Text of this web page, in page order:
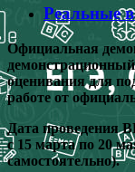
Реальные
Официальная
оценивания для
работе от
Дата проведения
с 15 марта по 20
самостоятельно).